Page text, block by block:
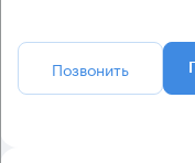
Позвонить